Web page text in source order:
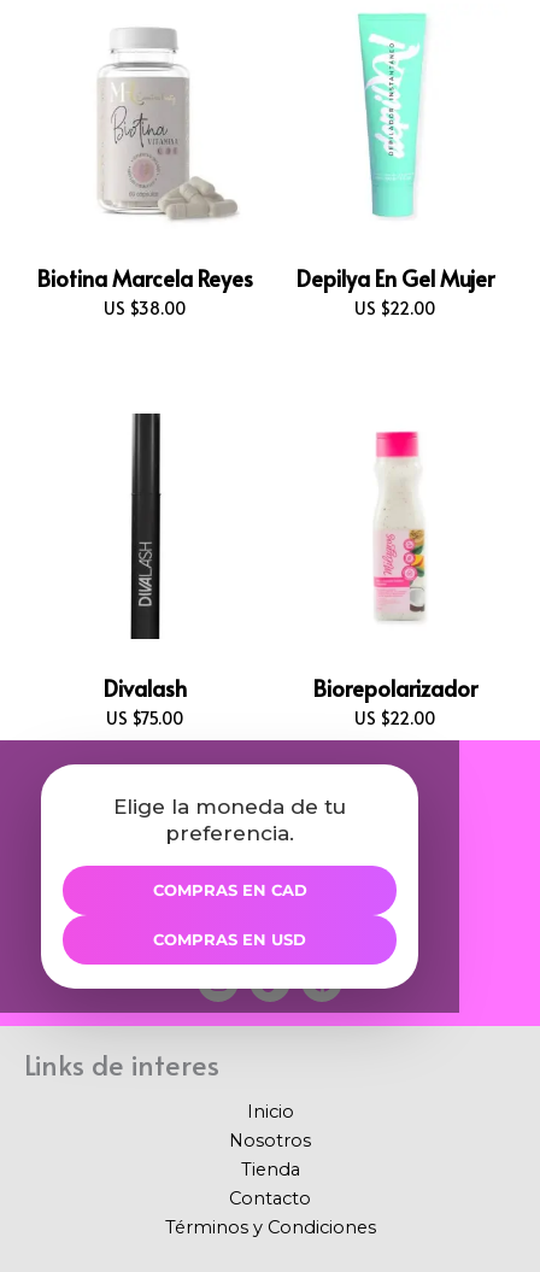
Biotina Marcela Reyes
US $38.00
Depilya En Gel Mujer
US $22.00
Divalash
US $75.00
Biorepolarizador
US $22.00
Elige la moneda de tu
preferencia.
COMPRAS EN CAD
COMPRAS EN USD
I
n
s
t
g
m
T
i
k
t
F
a
c
e
Links de interes
Inicio
Nosotros
Tienda
Contacto
Términos y Condiciones